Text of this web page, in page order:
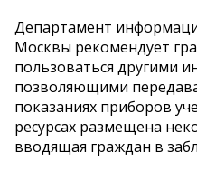
Департамент
Москвы рекомендует
пользоваться другими
позволяющими
показаниях приборов
ресурсах размещена
вводящая граждан в